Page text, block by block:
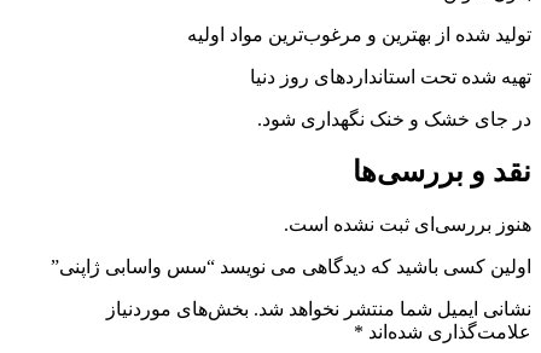
تولید شده از بهترین و مرغوب‌ترین مواد اولیه
تهیه شده تحت استانداردهای روز دنیا
در جای خشک و خنک نگهداری شود.
نقد و بررسی‌ها
هنوز بررسی‌ای ثبت نشده است.
اولین کسی باشید که دیدگاهی می نویسد “سس واسابی ژاپنی”
نشانی ایمیل شما منتشر نخواهد شد. بخش‌های موردنیاز
علامت‌گذاری شده‌اند *